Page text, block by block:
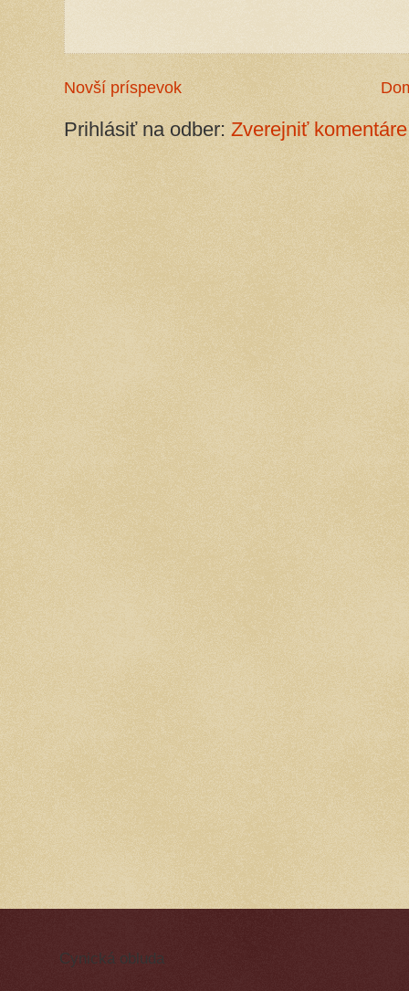
Novší príspevok
Prihlásiť na odber: Zverejniť
Cynická obluda